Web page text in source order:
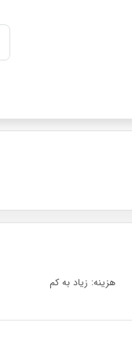
هزینه: زیاد به کم